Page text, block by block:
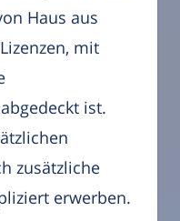
Haus aus
mit
ist.
zusätzliche
erwerben.